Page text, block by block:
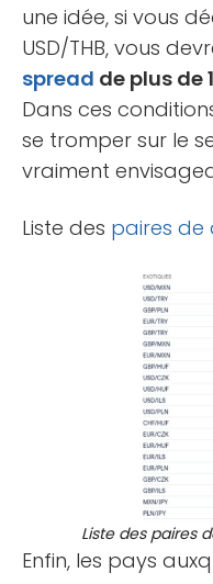
une idée, si vous
USD/THB, vous
spread de plus de
Dans ces
se tromper sur le
vraiment
Liste des paires de
Liste des paires
Enfin, les pays